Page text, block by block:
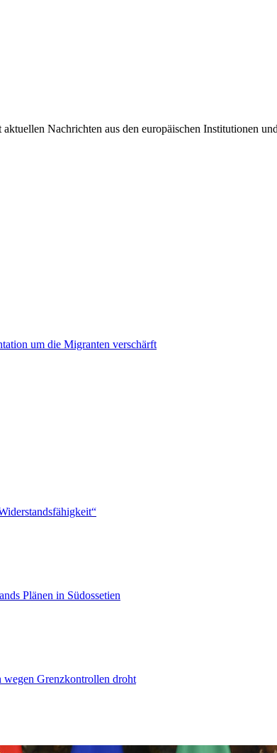
Nachrichten aus den europäischen Institutionen
um die Migranten verschärft
Plänen in Südossetien
wegen Grenzkontrollen droht